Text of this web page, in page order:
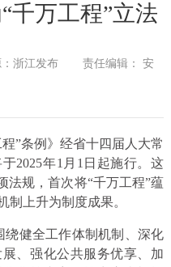
千万工程”立法
浙江发布
责任编辑： 安
”条例》经省十四届人大常
2025年1月1日起施行。这
法规，首次将“千万工程”蕴
制上升为制度成果。
绕健全工作体制机制、深化
、强化公共服务优享、加